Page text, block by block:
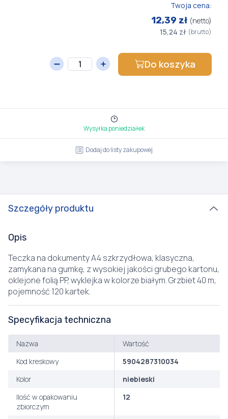
Twoja cena:
12,39 zł (netto)
15,24 zł (brutto)
Do koszyka
Wysyłka poniedziałek
Dodaj do listy zakupowej
Szczegóły produktu
Opis
Teczka na dokumenty A4 szkrzydłowa, klasyczna,
zamykana na gumkę, z wysokiej jakości grubego kartonu,
oklejone folią PP, wyklejka w kolorze białym. Grzbiet 40 m,
pojemność 120 kartek.
Specyfikacja techniczna
Nazwa
Wartość
Kod kreskowy
5904287310034
Kolor
niebieski
Ilość w opakowaniu
zbiorczym
12